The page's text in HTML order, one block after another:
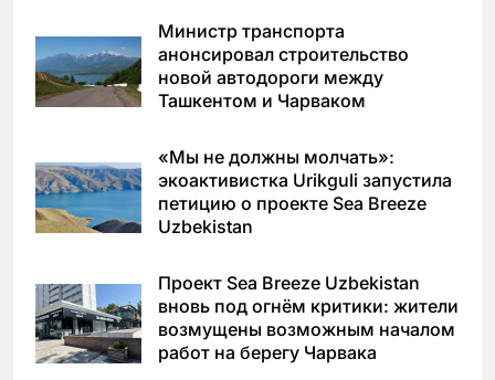
Министр транспорта
анонсировал строительство
новой автодороги между
Ташкентом и Чарваком
«Мы не должны молчать»:
экоактивистка Urikguli запустила
петицию о проекте Sea Breeze
Uzbekistan
Проект Sea Breeze Uzbekistan
вновь под огнём критики: жители
возмущены возможным началом
работ на берегу Чарвака